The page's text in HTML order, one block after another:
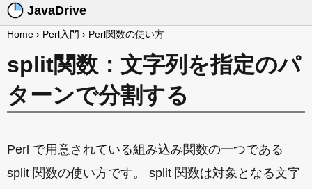
JavaDrive
Home › Perl入門 › Perl関数の使い方
split関数：文字列を指定のパ
ターンで分割する
Perl で用意されている組み込み関数の一つである
split 関数の使い方です。 split 関数は対象となる文字